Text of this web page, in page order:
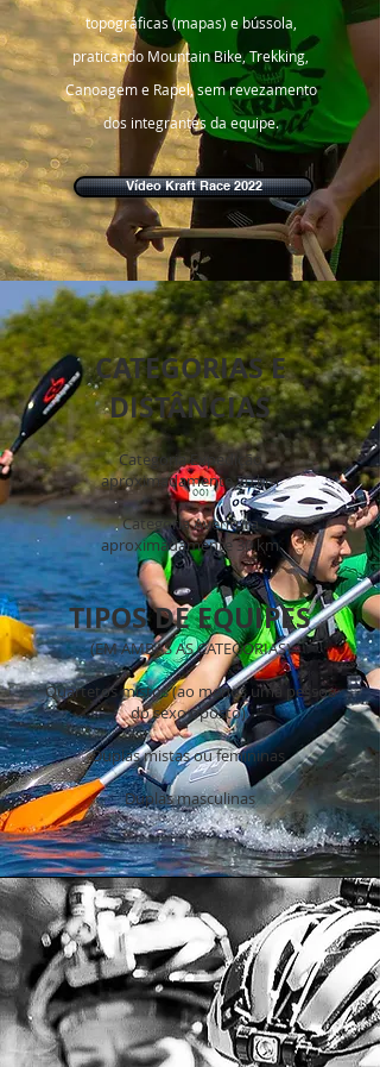
topográficas (mapas) e bússola,
praticando Mountain Bike, Trekking,
Canoagem e Rapel, sem revezamento
dos integrantes da equipe.
Vídeo Kraft Race 2022
CATEGORIAS E
DISTÂNCIAS
Categoria Expedição
aproximadamente 70 km
Categoria Aventura
aproximadamente 30 km
TIPOS DE EQUIPES
(EM AMBAS AS CATEGORIAS)
Quartetos mistos (ao menos uma pessoa
do sexo oposto)
Duplas mistas ou femininas
Duplas masculinas